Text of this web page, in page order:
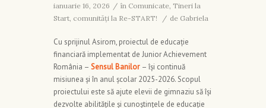
ianuarie 16, 2026 / în Comunicate Tineri la
Start, comunități la Re-START!
/ de Gabriela
Cu sprijinul Asirom, proiectul de educație
financiară implementat de Junior Achievement
România – Sensul Banilor – își continuă
misiunea și în anul școlar 2025-2026. Scopul
proiectului este să ajute elevii de gimnaziu să își
dezvolte abilitățile și cunoștințele de educație